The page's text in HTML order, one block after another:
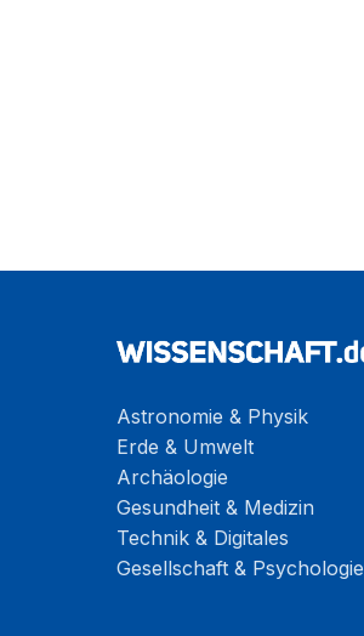
Astronomie & Physik
Erde & Umwelt
Archäologie
Gesundheit & Medizin
Technik & Digitales
Gesellschaft & Psychologie